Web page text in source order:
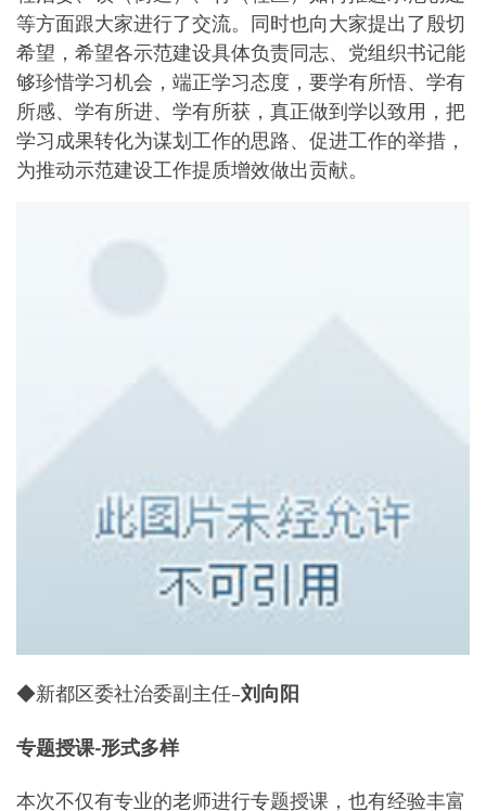
等方面跟大家进行了交流。同时也向大家提出了殷切
希望，希望各示范建设具体负责同志、党组织书记能
够珍惜学习机会，端正学习态度，要学有所悟、学有
所感、学有所进、学有所获，真正做到学以致用，把
学习成果转化为谋划工作的思路、促进工作的举措，
为推动示范建设工作提质增效做出贡献。
◆新都区委社治委副主任–刘向阳
专题授课-形式多样
本次不仅有专业的老师进行专题授课，也有经验丰富